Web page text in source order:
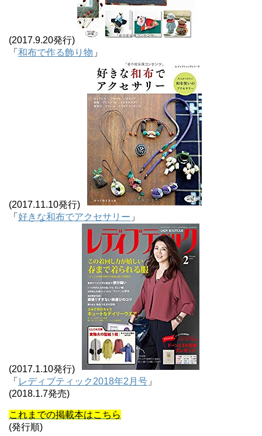
(2017.9.20発行)
「 和布で作る飾り物 」
(2017.11.10発行)
「 好きな和布でアクセサリー 」
(2017.1.10発行)
「 レディブティック2018年2月号 」
(2018.1.7発売)
これまでの掲載本はこちら
(発行順)